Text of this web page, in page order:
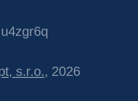
s.r.o., 2026